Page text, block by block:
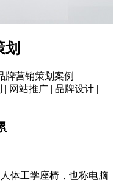
牌营销策划案例
网站推广 | 品牌设计 |
体工学座椅，也称电脑